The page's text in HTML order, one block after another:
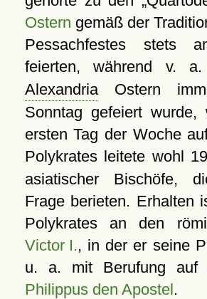
Ostern gemäß der
Pessachfestes stets
feierten, während v.
AlexandriaOstern
Sonntag gefeiert wurde,
ersten Tag der Woche
Polykrates leitete wohl
asiatischer Bischöfe,
Frage berieten. Erhalten
Polykrates an den
Victor I., in der er seine
u. a. mit Berufung auf
Philippus den Apostel.